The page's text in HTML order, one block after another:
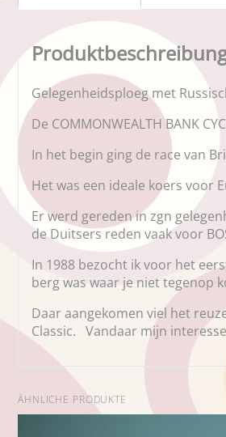
Gelegenheidsploeg met
De COMMONWEALTH BANK
In het begin ging de race van
Het was een ideale koers voor
Er werd gereden in zgn
de Duitsers reden vaak voor
In 1988 bezocht ik voor het
berg was waar je niet tegenop
Daar aangekomen viel het
Classic. Vandaar mijn
ÄHNLICHE PRODUKTE